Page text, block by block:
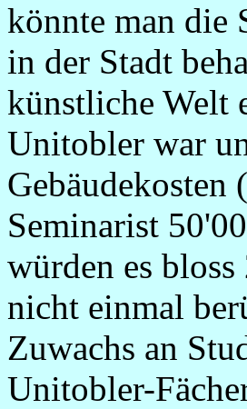
könnte man die
in der Stadt
künstliche Welt
Unitobler war
Gebäudekosten
Seminarist
würden es
nicht einmal
Zuwachs an
Unitobler-